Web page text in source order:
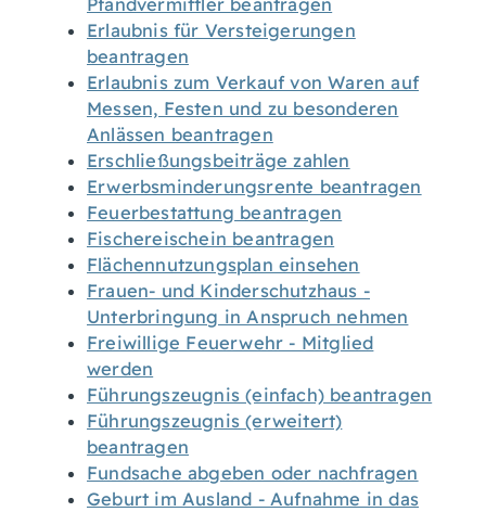
Pfandvermittler beantragen
Erlaubnis für Versteigerungen
beantragen
Erlaubnis zum Verkauf von Waren auf
Messen, Festen und zu besonderen
Anlässen beantragen
Erschließungsbeiträge zahlen
Erwerbsminderungsrente beantragen
Feuerbestattung beantragen
Fischereischein beantragen
Flächennutzungsplan einsehen
Frauen- und Kinderschutzhaus -
Unterbringung in Anspruch nehmen
Freiwillige Feuerwehr - Mitglied
werden
Führungszeugnis (einfach) beantragen
Führungszeugnis (erweitert)
beantragen
Fundsache abgeben oder nachfragen
Geburt im Ausland - Aufnahme in das